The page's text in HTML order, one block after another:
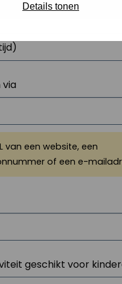
Details tonen
van een website, een
of een e-
geschikt voor